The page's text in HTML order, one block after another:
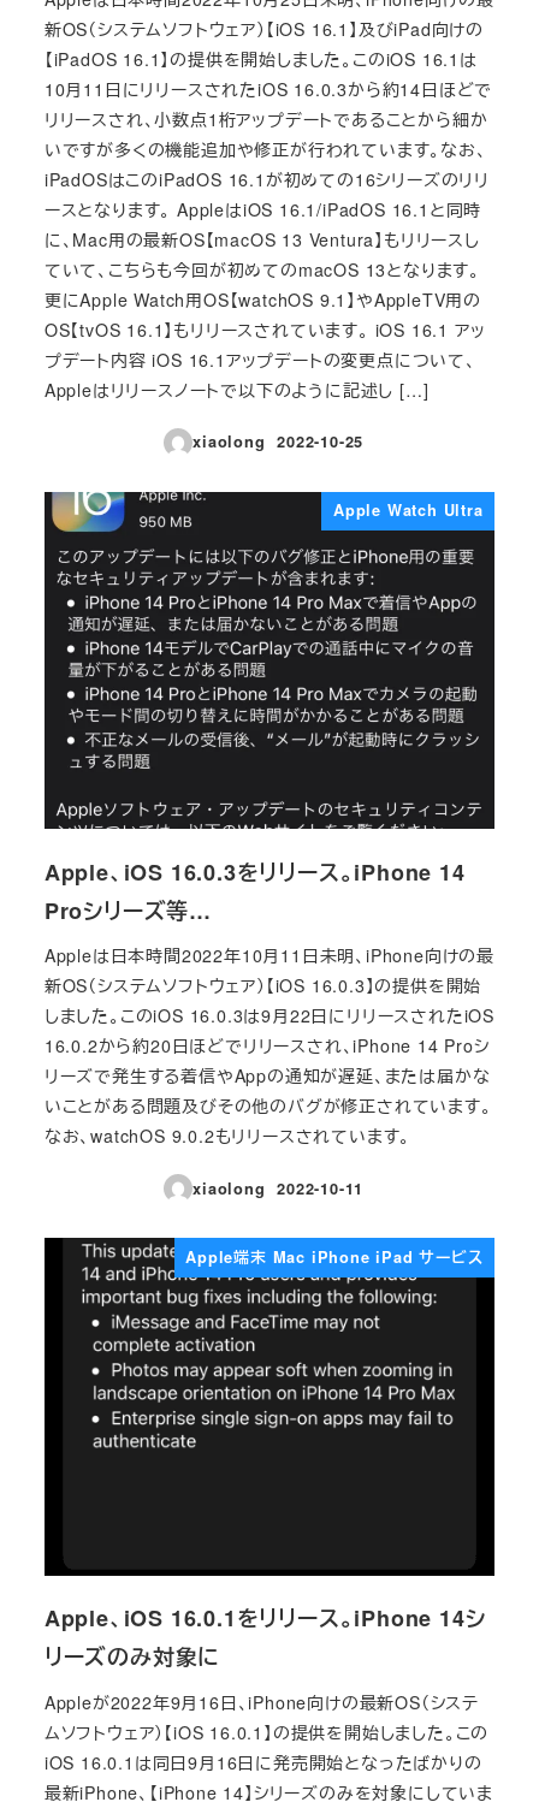
新OS（システムソフトウェア）【iOS 16.1】及びiPad向けの
【iPadOS 16.1】の提供を開始しました。このiOS 16.1は
10月11日にリリースされたiOS 16.0.3から約14日ほどで
リリースされ、小数点1桁アップデートであることから細か
いですが多くの機能追加や修正が行われています。なお、
iPadOSはこのiPadOS 16.1が初めての16シリーズのリリ
ースとなります。 AppleはiOS 16.1/iPadOS 16.1と同時
に、Mac用の最新OS【macOS 13 Ventura】もリリースし
ていて、こちらも今回が初めてのmacOS 13となります。
更にApple Watch用OS【watchOS 9.1】やAppleTV用の
OS【tvOS 16.1】もリリースされています。 iOS 16.1 アッ
プデート内容 iOS 16.1アップデートの変更点について、
Appleはリリースノートで以下のように記述し […]
xiaolong
投稿日
2022-10-25
Apple Watch Ultra
Apple、iOS 16.0.3をリリース。iPhone 14
Proシリーズ等…
Appleは日本時間2022年10月11日未明、iPhone向けの最
新OS（システムソフトウェア）【iOS 16.0.3】の提供を開始
しました。このiOS 16.0.3は9月22日にリリースされたiOS
16.0.2から約20日ほどでリリースされ、iPhone 14 Proシ
リーズで発生する着信やAppの通知が遅延、または届かな
いことがある問題及びその他のバグが修正されています。
なお、watchOS 9.0.2もリリースされています。
xiaolong
投稿日
2022-10-11
Apple端末 Mac iPhone iPad サービス
Apple、iOS 16.0.1をリリース。iPhone 14シ
リーズのみ対象に
Appleが2022年9月16日、iPhone向けの最新OS（システ
ムソフトウェア）【iOS 16.0.1】の提供を開始しました。この
iOS 16.0.1は同日9月16日に発売開始となったばかりの
最新iPhone、【iPhone 14】シリーズのみを対象にしていま